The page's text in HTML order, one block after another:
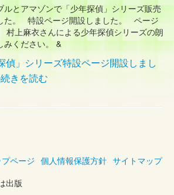
ルとアマゾンで「少年探偵」シリーズ販売
た。 特設ページ開設しました。 ページ
村上麻衣さんによる少年探偵シリーズの朗
みください。 &
偵」シリーズ特設ページ開設しまし
きを読む
プページ 個人情報保護方針 サイトマップ
出版